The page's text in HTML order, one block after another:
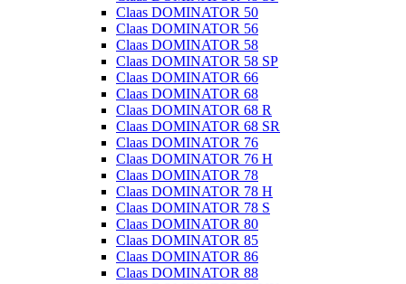
Claas DOMINATOR 50
Claas DOMINATOR 56
Claas DOMINATOR 58
Claas DOMINATOR 58 SP
Claas DOMINATOR 66
Claas DOMINATOR 68
Claas DOMINATOR 68 R
Claas DOMINATOR 68 SR
Claas DOMINATOR 76
Claas DOMINATOR 76 H
Claas DOMINATOR 78
Claas DOMINATOR 78 H
Claas DOMINATOR 78 S
Claas DOMINATOR 80
Claas DOMINATOR 85
Claas DOMINATOR 86
Claas DOMINATOR 88